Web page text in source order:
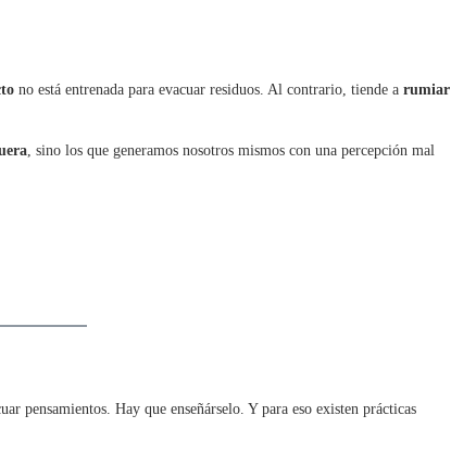
no está entrenada para evacuar residuos. Al contrario, tiende a rumiar
, sino los que generamos nosotros mismos con una percepción mal
pensamientos. Hay que enseñárselo. Y para eso existen prácticas